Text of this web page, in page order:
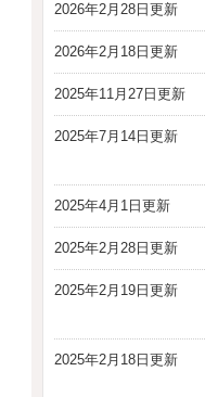
2026年2月28日更新
2026年2月18日更新
2025年11月27日更新
2025年7月14日更新
2025年4月1日更新
2025年2月28日更新
2025年2月19日更新
2025年2月18日更新